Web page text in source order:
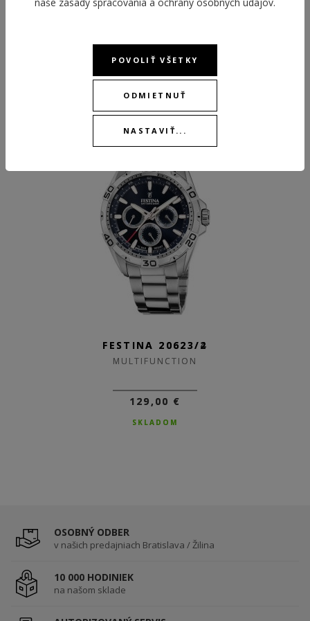
FESTINA 20623/4
MULTIFUNCTION
129,00 €
SKLADOM
FESTINA 20623/2
MULTIFUNCTION
129,00 €
SKLADOM
OSOBNÝ ODBER
v našich predajniach Bratislava / Žilina
10 000 HODINIEK
na našom sklade
POVOLIŤ VŠETKY
ODMIETNUŤ
NASTAVIŤ...